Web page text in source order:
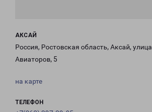
АКСАЙ
Россия, Ростовская область, Аксай, улица
Авиаторов, 5
на карте
ТЕЛЕФОН